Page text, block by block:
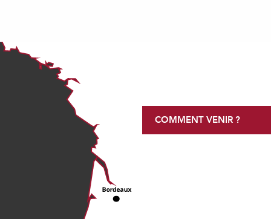
COMMENT VENIR ?